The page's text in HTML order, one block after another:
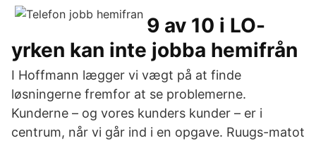
9 av 10 i LO-
yrken kan inte jobba hemifrån
I Hoffmann lægger vi vægt på at finde
løsningerne fremfor at se problemerne.
Kunderne – og vores kunders kunder – er i
centrum, når vi går ind i en opgave. Ruugs-matot